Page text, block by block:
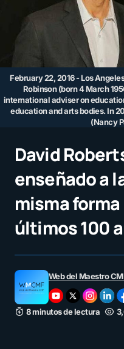
David
enseñado a
misma
últimos 100
Web del Maestro
8 minutos de lectura
February 22, 2016 - Los
Robinson (born 4 March
international adviser on
education and arts bodies. In
(Nancy